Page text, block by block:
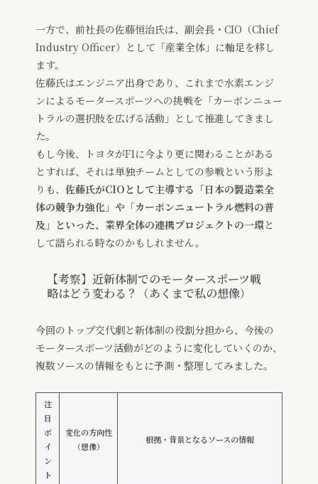
一方で、前社長の佐藤恒治氏は、副会長・CIO（Chief
Industry Officer）として「産業全体」に軸足を移し
ます。
佐藤氏はエンジニア出身であり、これまで水素エンジ
ンによるモータースポーツへの挑戦を「カーボンニュー
トラルの選択肢を広げる活動」として推進してきまし
た。
もし今後、トヨタがF1に今より更に関わることがある
とすれば、それは単独チームとしての参戦という形よ
りも、 佐藤氏がCIOとして主導する「日本の製造業全
体の競争力強化」や「カーボンニュートラル燃料の普
及」といった、業界全体の連携プロジェクトの一環と
して語られる時なのかもしれません。
【考察】近新体制でのモータースポーツ戦
略はどう変わる？（あくまで私の想像）
今回のトップ交代劇と新体制の役割分担から、今後の
モータースポーツ活動がどのように変化していくのか、
複数ソースの情報をもとに予測・整理してみました。
注
目
ポ
イ
ン
ト
変化の方向性
（想像）
根拠・背景となるソースの情報